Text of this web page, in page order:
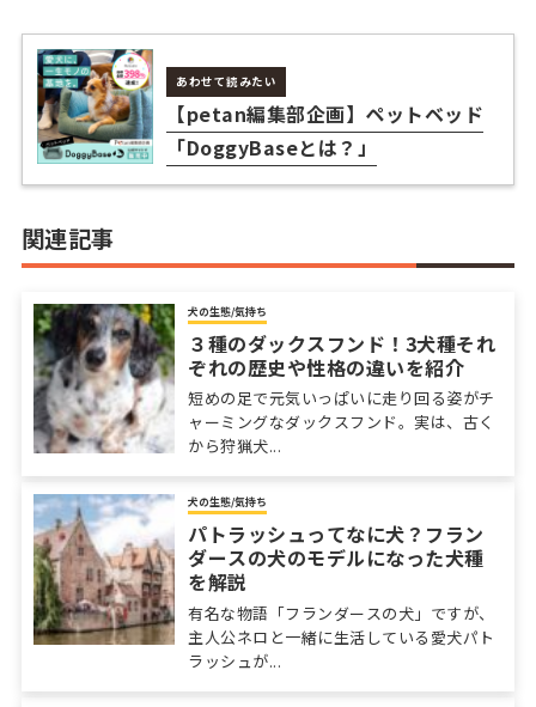
あわせて読みたい
【petan編集部企画】ペットベッド
「DoggyBaseとは？」
関連記事
犬の生態/気持ち
３種のダックスフンド！3犬種それ
ぞれの歴史や性格の違いを紹介
短めの足で元気いっぱいに走り回る姿がチ
ャーミングなダックスフンド。実は、古く
から狩猟犬...
犬の生態/気持ち
パトラッシュってなに犬？フラン
ダースの犬のモデルになった犬種
を解説
有名な物語「フランダースの犬」ですが、
主人公ネロと一緒に生活している愛犬パト
ラッシュが...